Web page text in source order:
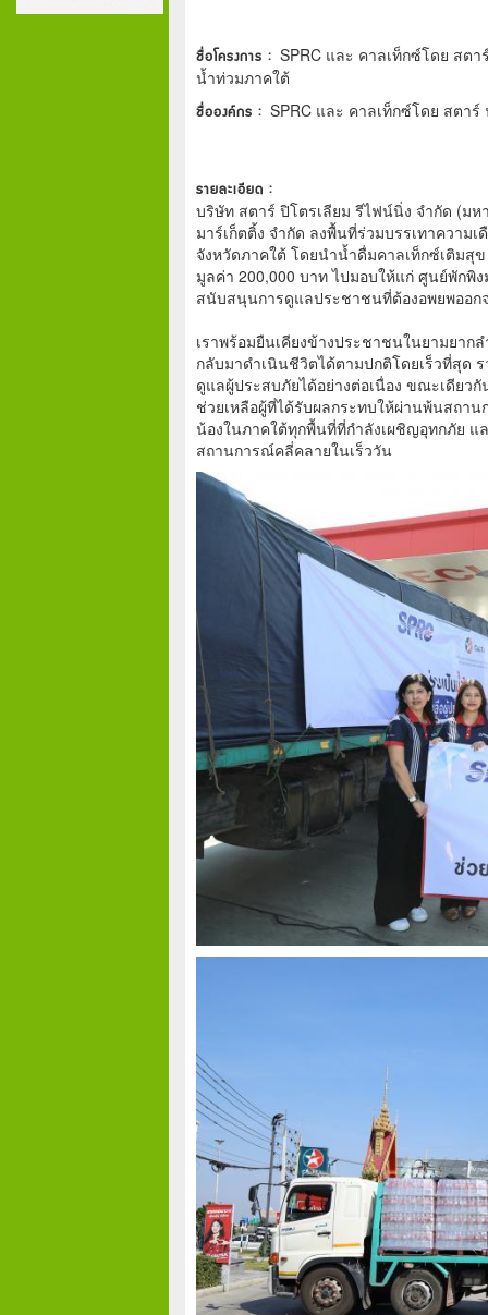
ชื่อโครงการ : SPRC และ คาลเท็กซ์โดย สต
น้ำท่วมภาคใต้
ชื่อองค์กร : SPRC และ คาลเท็กซ์โดย สตาร์
รายละเอียด :
บริษัท สตาร์ ปิโตรเลียม รีไฟน์นิ่ง จำกัด (ม
มาร์เก็ตติ้ง จำกัด ลงพื้นที่ร่วมบรรเทาควา
จังหวัดภาคใต้ โดยนำน้ำดื่มคาลเท็กซ์เติม
มูลค่า 200,000 บาท ไปมอบให้แก่ ศูนย์พักพิ
สนับสนุนการดูแลประชาชนที่ต้องอพยพออก
เราพร้อมยืนเคียงข้างประชาชนในยามยา
กลับมาดำเนินชีวิตได้ตามปกติโดยเร็วที่สุด
ดูแลผู้ประสบภัยได้อย่างต่อเนื่อง ขณะเดียว
ช่วยเหลือผู้ที่ได้รับผลกระทบให้ผ่านพ้นสถา
น้องในภาคใต้ทุกพื้นที่ที่กำลังเผชิญอุทกภัย แ
สถานการณ์คลี่คลายในเร็ววัน